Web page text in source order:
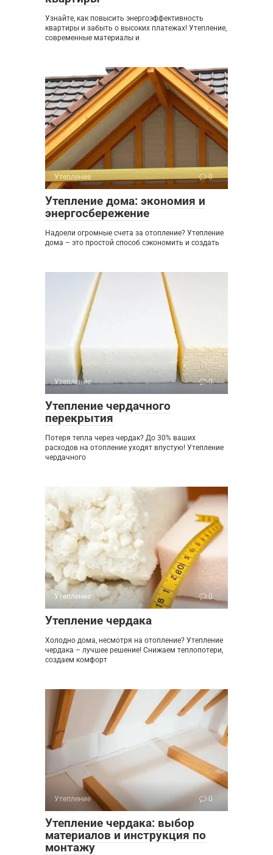
Узнайте, как повысить энергоэффективность
квартиры и забыть о высоких платежах! Утепление,
современные материалы и
Утепление 0
Утепление дома: экономия и
энергосбережение
Надоели огромные счета за отопление? Утепление
дома – это простой способ сэкономить и создать
Утепление 0
Утепление чердачного
перекрытия
Потеря тепла через чердак? До 30% ваших
расходов на отопление уходят впустую! Утепление
чердачного
Утепление 0
Утепление чердака
Холодно дома, несмотря на отопление? Утепление
чердака – лучшее решение! Снижаем теплопотери,
создаем комфорт
Утепление 0
Утепление чердака: выбор
материалов и инструкция по
монтажу